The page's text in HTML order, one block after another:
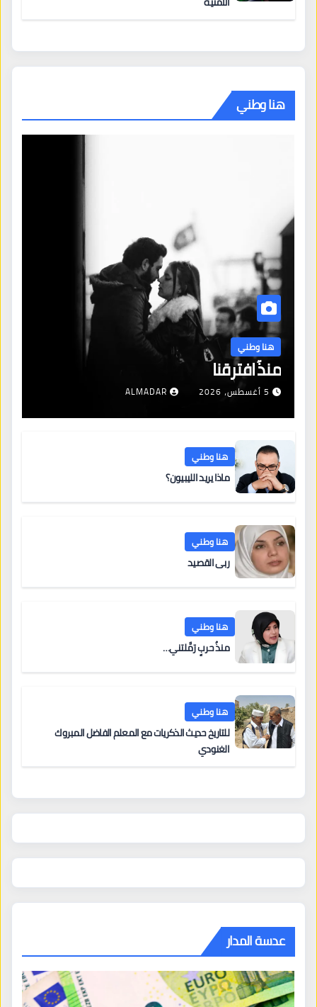
هنا وطني
هنا وطني
منذُ افترقنا
5 أغسطس، 2026 ALMADAR
هنا وطني
ماذا يريد الليبيون؟
هنا وطني
ربى القصيد
هنا وطني
منذُ حربٍ رَمَّلتني…
هنا وطني
للتاريخ حديث الذكريات مع المعلم الفاضل المبروك
الغنودي
عدسة المدار